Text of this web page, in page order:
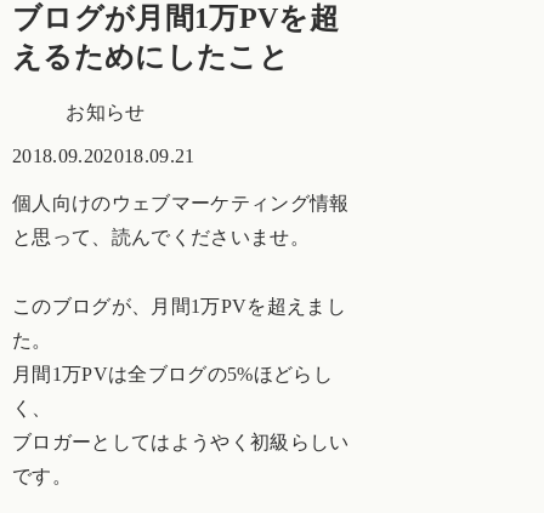
ブログが月間1万PVを超
えるためにしたこと
お知らせ
2018.09.202018.09.21
個人向けのウェブマーケティング情報
と思って、読んでくださいませ。
このブログが、月間1万PVを超えまし
た。
月間1万PVは全ブログの5%ほどらし
く、
ブロガーとしてはようやく初級らしい
です。